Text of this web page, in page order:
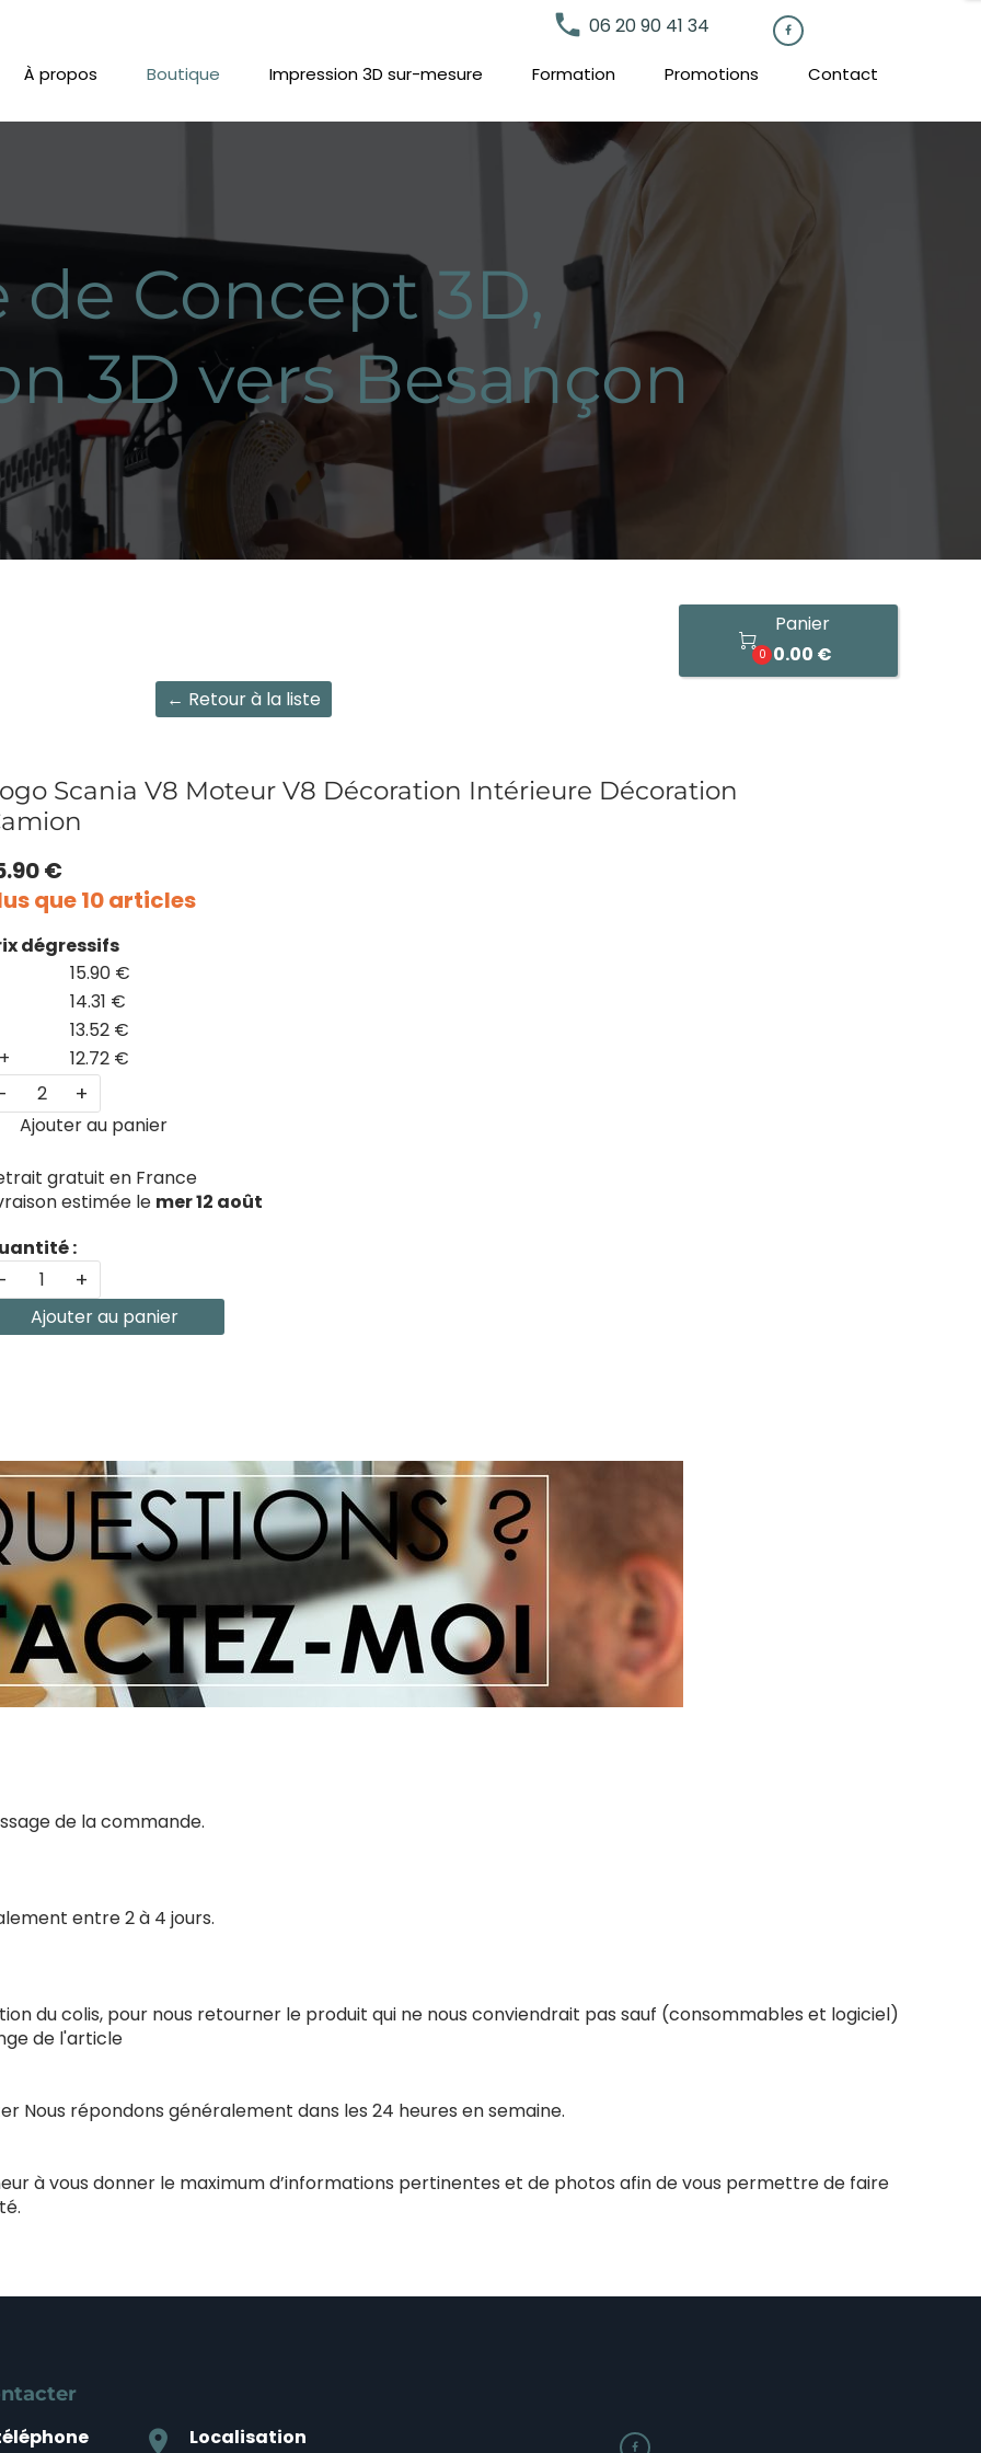
À propos Boutique Impression 3D sur-mesure Formation Promotions Contact
local_phone 06 20 90 41 34 

location_on Localisation
Concept 3D,
3D vers Besançon

0
Panier
0.00 €
← Retour à la liste
Scania V8 Moteur V8 Décoration Intérieure Décoration
€
que 10 articles
dégressifs
15.90 €
14.31 €
13.52 €
12.72 €
+
Ajouter au panier
gratuit en France
estimée le mer 12 août
:
+
Ajouter au panier
de la commande.
entre 2 à 4 jours.
du colis, pour nous retourner le produit qui ne nous conviendrait pas sauf (consommables et logiciel)
de l'article
Nous répondons généralement dans les 24 heures en semaine.
à vous donner le maximum d’informations pertinentes et de photos afin de vous permettre de faire